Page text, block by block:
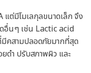
ต่มีโมเลกุลขนาดเล็ก จึง
อื่นๆ เช่น Lactic acid
มีคสามปลอดภัยมากที่สุด
ดำ ปรับสภาพผิว และ